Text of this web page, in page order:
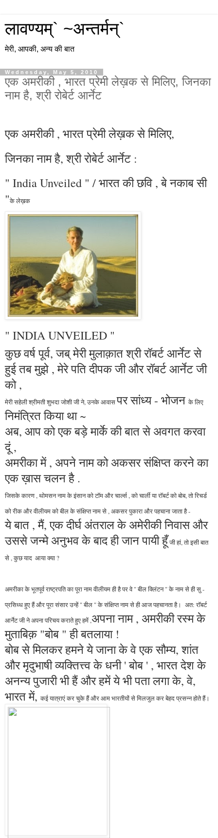
लावण्यम्` ~अन्तर्मन्`
मेरी, आपकी, अन्य की बात
Wednesday, May 5, 2010
एक अमरीकी , भारत प्रेमी लेख़क से मिलिए, जिनका
नाम है, श्री रोबेर्ट आर्नेट
एक अमरीकी , भारत प्रेमी लेख़क से मिलिए,
जिनका नाम है, श्री रोबेर्ट आर्नेट :
" India Unveiled " / भारत की छवि , बे नकाब सी
"के लेख़क
" INDIA UNVEILED "
कुछ वर्ष पूर्व, जब् मेरी मुलाक़ात श्री रॉबर्ट आर्नेट से
हुई तब मुझे , मेरे पति दीपक जी और रॉबर्ट आर्नेट जी
को ,
मेरी सहेली श्रीमती शुभदा जोशी जी ने, उनके आवासपरसांध्य - भोजनके लिए
निमंत्रित किया था~
अब, आप को एक बड़े मार्के की बात से अवगत करवा
दूं ,
अमरीका में , अपने नाम को अकसर संक्षिप्त करने का
एक ख़ास चलन है .
जिसके कारण , थोमसन नाम के इंसान को टॉम और चार्ल्स , को चार्ली या रॉबर्ट को बोब, तो रिचर्ड
को रीक और वीलीयम को बील के संक्षिप्त नाम से , अकसर पुकारा और पहचाना जाता है -
ये बात , मैं, एक दीर्घ अंतराल के अमेरीकी निवास और
उससे जन्मे अनुभव के बाद ही जान पायी हूँजी हां, तो इसी बात
से , कुछ याद आया क्या ?
अमरीका के भूतपूर्व राष्ट्रपति का पूरा नाम वीलीयम ही है पर वे " बील क्लिंटन " के नाम से ही सु -
प्रसिध्ध हुए हैं और पूरा संसार उन्हें " बील " के संक्षिप्त नाम से ही आज पहचानता है। अत: रॉबर्ट
आर्नेट जी ने अपना परिचय कराते हुए हमें ,अपना नाम , अमरीकी रस्म के
मुताबिक़ "बोब " ही बतलाया !
बोब से मिलकर हमने ये जाना के वे एक सौम्य, शांत
और मृदुभाषी व्यक्तित्त्व के धनी ' बोब ' , भारत देश के
अनन्य पुजारी भी हैं और हमें ये भी पता लगा के, वे,
भारत में,कई यात्राएं कर चुके हैं और आम भारतीयों से मिलजुल कर बेहद प्रसन्न होते हैं।